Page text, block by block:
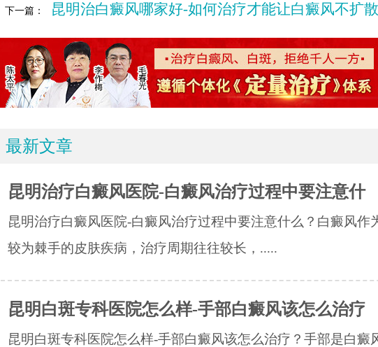
下一篇： 昆明治白癜风哪家好-如何治疗才能让白癜风不扩散不
最新文章
昆明治疗白癜风医院-白癜风治疗过程中要注意什
昆明治疗白癜风医院-白癜风治疗过程中要注意什么？白癜风作
较为棘手的皮肤疾病，治疗周期往往较长，.....
昆明白斑专科医院怎么样-手部白癜风该怎么治疗
昆明白斑专科医院怎么样-手部白癜风该怎么治疗？手部是白癜